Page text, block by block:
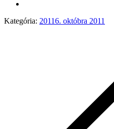
Kategória: 20116. októbra 2011